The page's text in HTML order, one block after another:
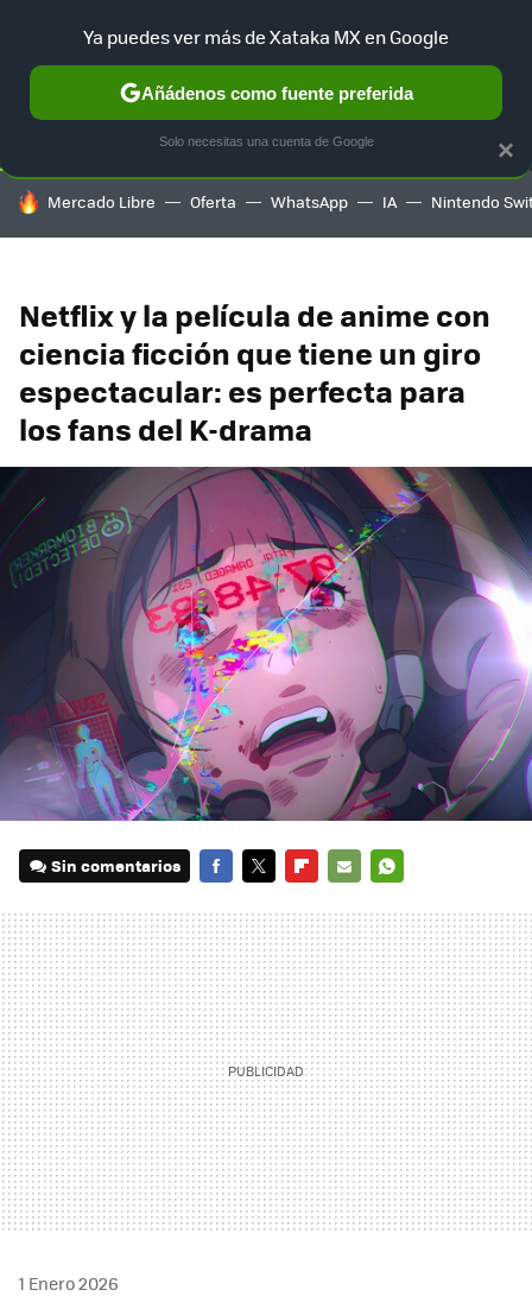
SELECCIÓN GAMING HOME AUTO TERRITORIO
HOY SE HABLA DE
Mercado Libre Oferta WhatsApp IA Nintendo
Netflix y la película de anime con
ciencia ficción que tiene un giro
espectacular: es perfecta para
los fans del K-drama
Sin comentarios
MAIL
1 Enero 2026
×
Ya puedes ver más de Xataka MX en Google
Añádenos como fuente preferida
Solo necesitas una cuenta de Google